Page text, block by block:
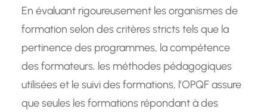
En évaluant rigoureusement les organismes de
formation selon des critères stricts tels que la
pertinence des programmes, la compétence
des formateurs, les méthodes pédagogiques
utilisées et le suivi des formations, l’OPQF assure
que seules les formations répondant à des